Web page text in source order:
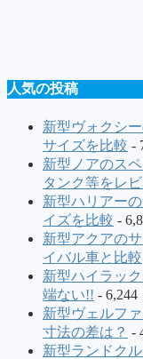
人気の投稿
新型ヴォクシ
サイズを比較 -
新型ノアのス
タンク等をレ
新型ハリアー
イズを比較 -
新型アクアの
イバル車と比較
新型ハイラッ
端ない!! - 6,244
新型ヴェルフ
寸法の差は？ -
新型ランドク